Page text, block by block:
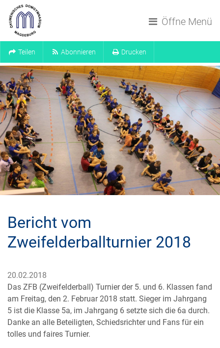
Öffne Menü
Teilen Abonnieren Drucken
Bericht vom
Zweifelderballturnier 2018
20.02.2018
Das ZFB (Zweifelderball) Turnier der 5. und 6. Klassen fand
am Freitag, den 2. Februar 2018 statt. Sieger im Jahrgang
5 ist die Klasse 5a, im Jahrgang 6 setzte sich die 6a durch.
Danke an alle Beteiligten, Schiedsrichter und Fans für ein
tolles und faires Turnier.